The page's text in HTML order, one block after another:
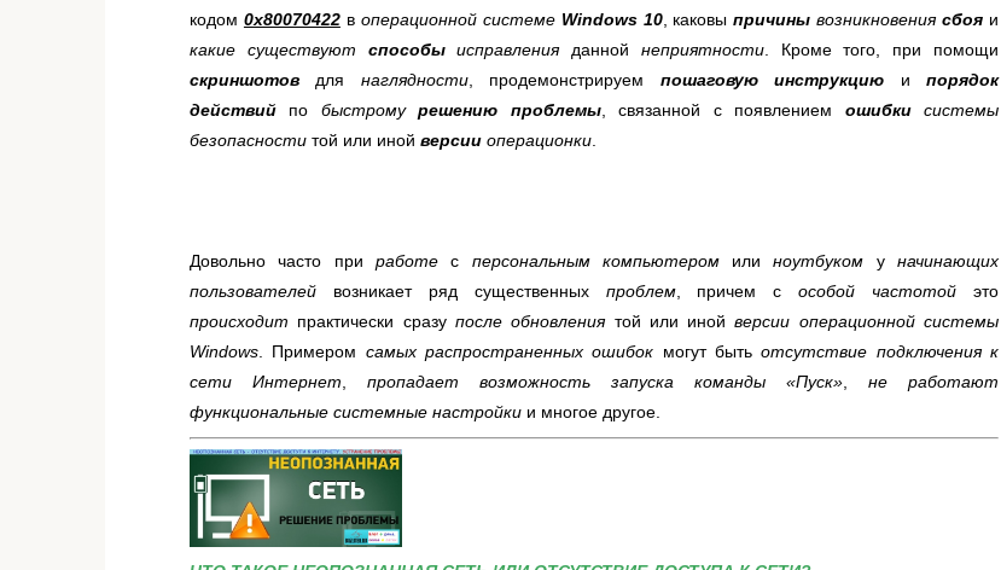
кодом 0x80070422 в операционной системе Windows 10, каковыпричинывозникновениясбоя и
какие существуют способыисправленияданной неприятности.
Кроме того, при помощи
скриншотов для наглядности, продемонстрируем пошаговую инструкцию ипорядок
действий по быстромурешению проблемы, связанной с появлением ошибкисистемы
безопасности той или иной версии операционки
Довольно часто при работес персональным компьютеромилиноутбуком уначинающих
пользователей возникает ряд существенных проблем, причем сособой частотой это
происходит практически сразу после обновлениятой или инойверсии операционной системы
Windows . Примером самых распространенных ошибок могут бытьотсутствие подключения к
сети Интернет
пропадает возможность запуска команды «Пуск»
не работают
функциональные системные настройки и многое другое.